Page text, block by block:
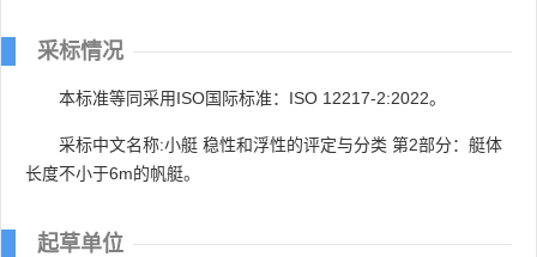
采标情况
本标准等同采用ISO国际标准：ISO 12217-2:2022。
采标中文名称:小艇 稳性和浮性的评定与分类 第2部分：艇体
长度不小于6m的帆艇。
起草单位